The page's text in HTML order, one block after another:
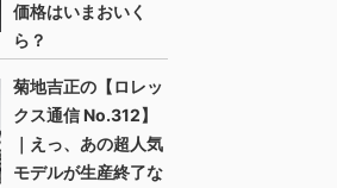
価格はいまおいく
ら？
菊地吉正の【ロレッ
クス通信 No.312】
｜えっ、あの超人気
モデルが生産終了な